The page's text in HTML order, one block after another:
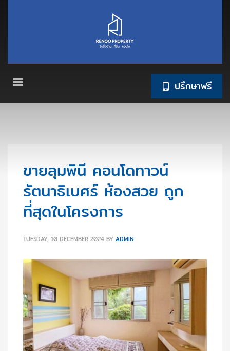
ปรึกษาฟรี
ขายลุมพินี คอนโดทาวน์
รัตนาธิเบศร์ ห้องสวย ถูก
ที่สุดในโครงการ
TUESDAY, 10 DECEMBER 2024 BY ADMIN